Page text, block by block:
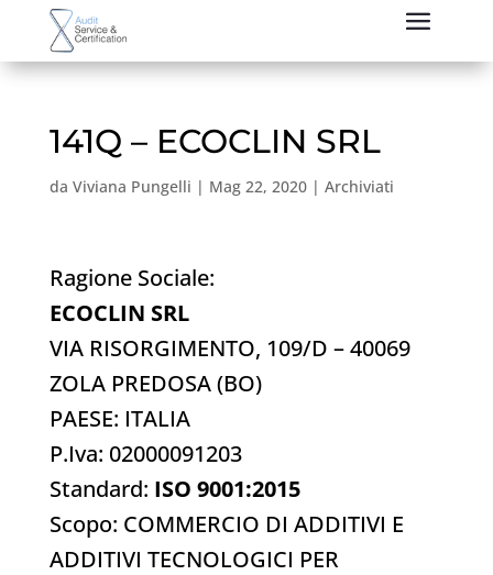
141Q – ECOCLIN SRL
da Viviana Pungelli | Mag 22, 2020| Archiviati
Ragione Sociale:
ECOCLIN SRL
VIA RISORGIMENTO, 109/D – 40069
ZOLA PREDOSA (BO)
PAESE: ITALIA
P.Iva: 02000091203
Standard: ISO 9001:2015
Scopo: COMMERCIO DI ADDITIVI E
ADDITIVI TECNOLOGICI PER